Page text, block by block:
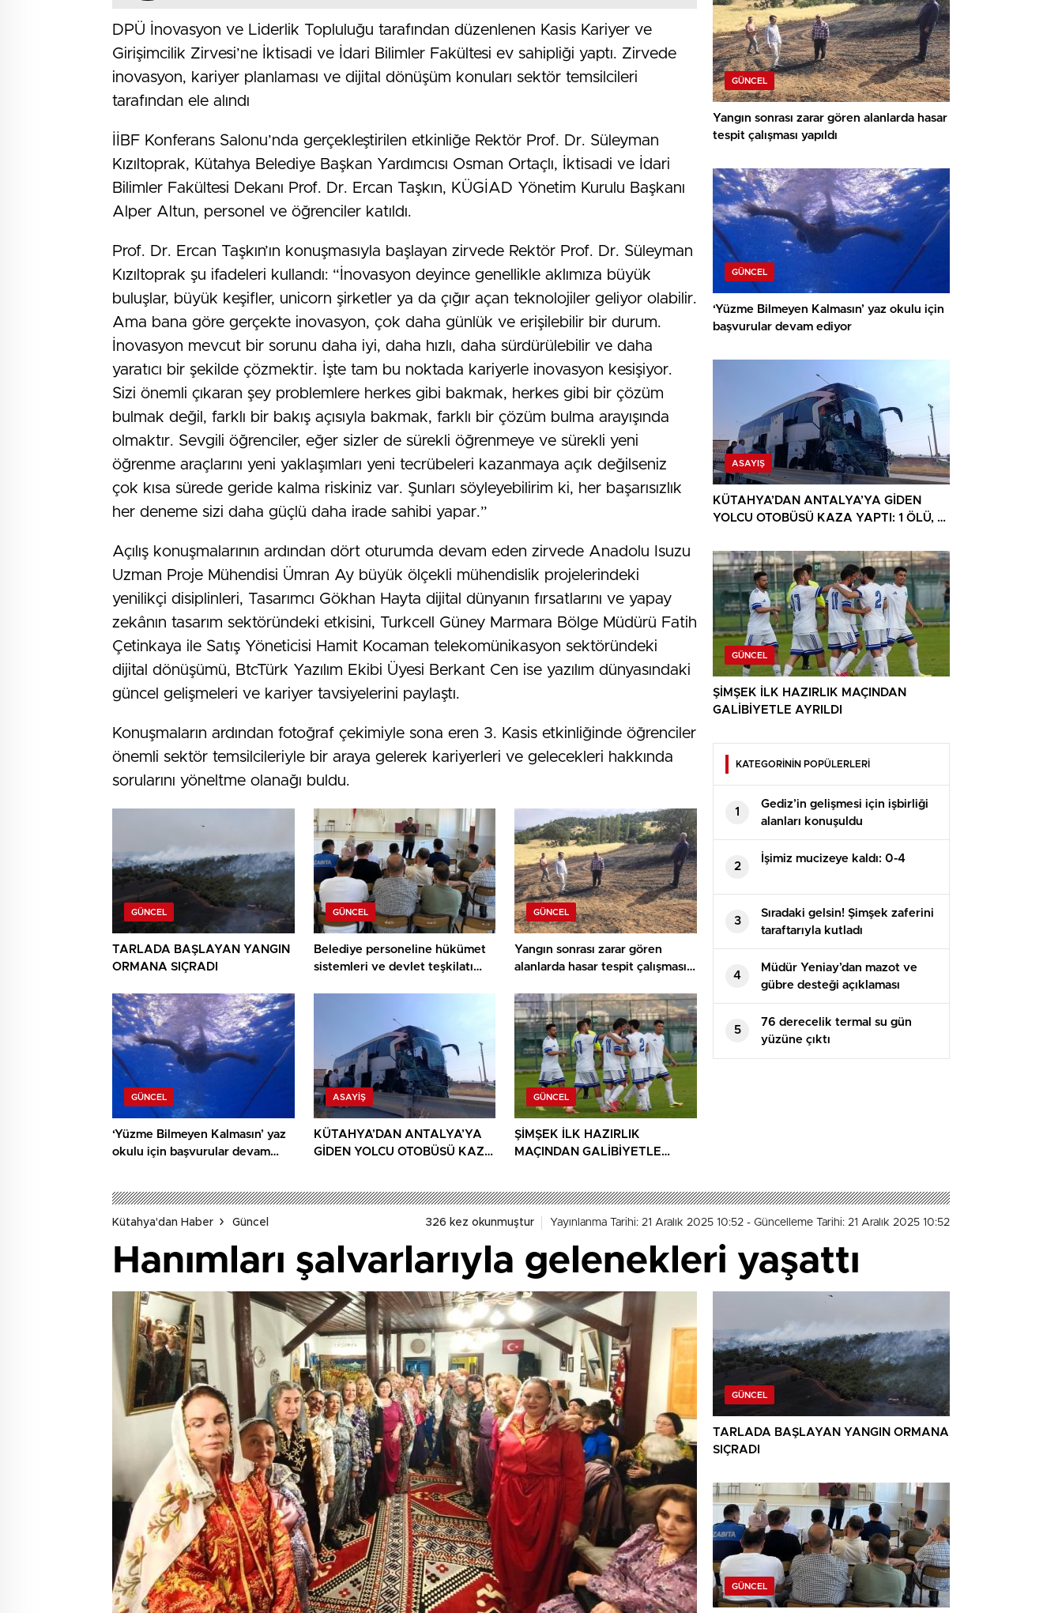
DPÜ İnovasyon ve Liderlik Topluluğu tarafından düzenlenen Kasis Kariyer ve
Girişimcilik Zirvesi’ne İktisadi ve İdari Bilimler Fakültesi ev sahipliği yaptı. Zirvede
inovasyon, kariyer planlaması ve dijital dönüşüm konuları sektör temsilcileri
tarafından ele alındı
İİBF Konferans Salonu’nda gerçekleştirilen etkinliğe Rektör Prof. Dr. Süleyman
Kızıltoprak, Kütahya Belediye Başkan Yardımcısı Osman Ortaçlı, İktisadi ve İdari
Bilimler Fakültesi Dekanı Prof. Dr. Ercan Taşkın, KÜGİAD Yönetim Kurulu Başkanı
Alper Altun, personel ve öğrenciler katıldı.
Prof. Dr. Ercan Taşkın’ın konuşmasıyla başlayan zirvede Rektör Prof. Dr. Süleyman
Kızıltoprak şu ifadeleri kullandı: “İnovasyon deyince genellikle aklımıza büyük
buluşlar, büyük keşifler, unicorn şirketler ya da çığır açan teknolojiler geliyor olabilir.
Ama bana göre gerçekte inovasyon, çok daha günlük ve erişilebilir bir durum.
İnovasyon mevcut bir sorunu daha iyi, daha hızlı, daha sürdürülebilir ve daha
yaratıcı bir şekilde çözmektir. İşte tam bu noktada kariyerle inovasyon kesişiyor.
Sizi önemli çıkaran şey problemlere herkes gibi bakmak, herkes gibi bir çözüm
bulmak değil, farklı bir bakış açısıyla bakmak, farklı bir çözüm bulma arayışında
olmaktır. Sevgili öğrenciler, eğer sizler de sürekli öğrenmeye ve sürekli yeni
öğrenme araçlarını yeni yaklaşımları yeni tecrübeleri kazanmaya açık değilseniz
çok kısa sürede geride kalma riskiniz var. Şunları söyleyebilirim ki, her başarısızlık
her deneme sizi daha güçlü daha irade sahibi yapar.”
Açılış konuşmalarının ardından dört oturumda devam eden zirvede Anadolu Isuzu
Uzman Proje Mühendisi Ümran Ay büyük ölçekli mühendislik projelerindeki
yenilikçi disiplinleri, Tasarımcı Gökhan Hayta dijital dünyanın fırsatlarını ve yapay
zekânın tasarım sektöründeki etkisini, Turkcell Güney Marmara Bölge Müdürü Fatih
Çetinkaya ile Satış Yöneticisi Hamit Kocaman telekomünikasyon sektöründeki
dijital dönüşümü, BtcTürk Yazılım Ekibi Üyesi Berkant Cen ise yazılım dünyasındaki
güncel gelişmeleri ve kariyer tavsiyelerini paylaştı.
Konuşmaların ardından fotoğraf çekimiyle sona eren 3. Kasis etkinliğinde öğrenciler
önemli sektör temsilcileriyle bir araya gelerek kariyerleri ve gelecekleri hakkında
sorularını yöneltme olanağı buldu.
GÜNCEL
TARLADA BAŞLAYAN YANGIN
ORMANA SIÇRADI
GÜNCEL
Belediye personeline hükümet
sistemleri ve devlet teşkilatı
GÜNCEL
Yangın sonrası zarar gören
alanlarda hasar tespit çalışması
GÜNCEL
‘Yüzme Bilmeyen Kalmasın’ yaz
okulu için başvurular devam
ASAYIŞ
KÜTAHYA’DAN ANTALYA’YA
GİDEN YOLCU OTOBÜSÜ KAZA
GÜNCEL
ŞİMŞEK İLK HAZIRLIK
MAÇINDAN GALİBİYETLE
GÜNCEL
Yangın sonrası zarar gören alanlarda hasar
tespit çalışması yapıldı
GÜNCEL
‘Yüzme Bilmeyen Kalmasın’ yaz okulu için
başvurular devam ediyor
ASAYIŞ
KÜTAHYA’DAN ANTALYA’YA GİDEN
YOLCU OTOBÜSÜ KAZA YAPTI: 1 ÖLÜ, 15
GÜNCEL
ŞİMŞEK İLK HAZIRLIK MAÇINDAN
GALİBİYETLE AYRILDI
KATEGORİNİN POPÜLERLERİ
1
Gediz’in gelişmesi için işbirliği
alanları konuşuldu
2
İşimiz mucizeye kaldı: 0-4
3
Sıradaki gelsin! Şimşek zaferini
taraftarıyla kutladı
4
Müdür Yeniay’dan mazot ve
gübre desteği açıklaması
5
76 derecelik termal su gün
yüzüne çıktı
Kütahya'dan Haber Güncel 326 kez okunmuştur Yayınlanma Tarihi: 21 Aralık 2025 10:52 - Güncelleme Tarihi: 21 Aralık 2025 10:52
Hanımları şalvarlarıyla gelenekleri yaşattı
GÜNCEL
TARLADA BAŞLAYAN YANGIN ORMANA
SIÇRADI
GÜNCEL